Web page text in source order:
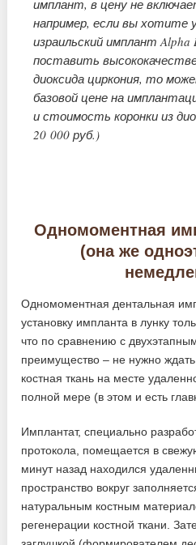
имплант, в цену не
например, если вы хотите
израильский имплант Alpha
поставить
диоксида циркония, то
базовой цене на
и стоимость коронки из
20 000 руб.)
Одномоментная
(она же
Одномоментная дентальная
установку импланта в лунку
что по сравнению с
преимущество – не нужно
костная ткань на месте
полной мере (в этом и есть
Имплантат, специально
протокола, помещается в
минут назад находился
пространство вокруг
натуральным костным
регенерации костной ткани.